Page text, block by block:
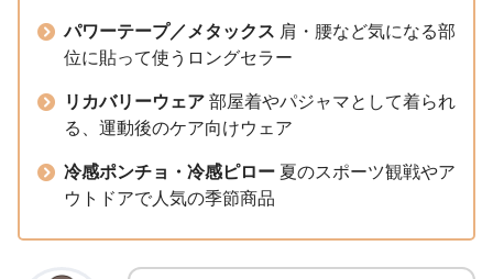
パワーテープ／メタックス 肩・腰など気になる部
位に貼って使うロングセラー
リカバリーウェア 部屋着やパジャマとして着られ
る、運動後のケア向けウェア
冷感ポンチョ・冷感ピロー 夏のスポーツ観戦やア
ウトドアで人気の季節商品